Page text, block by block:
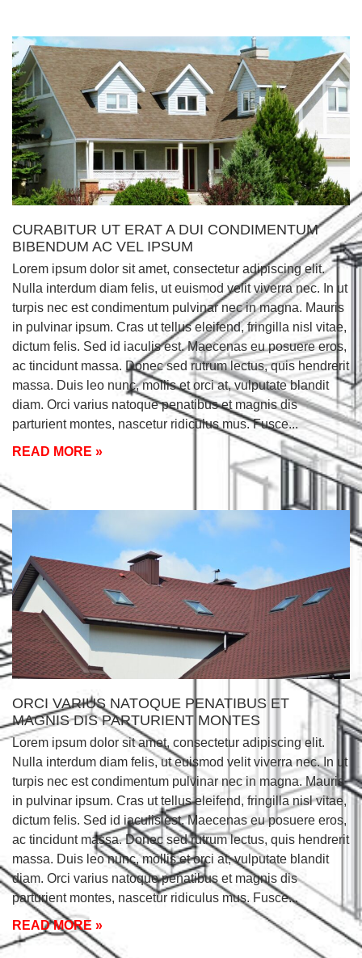
CURABITUR UT ERAT A DUI CONDIMENTUM
BIBENDUM AC VEL IPSUM
Lorem ipsum dolor sit amet, consectetur adipiscing elit.
Nulla interdum diam felis, ut euismod velit viverra nec. In ut
turpis nec est condimentum pulvinar nec in magna. Mauris
in pulvinar ipsum. Cras ut tellus eleifend, fringilla nisl vitae,
dictum felis. Sed id iaculis est. Maecenas eu posuere eros,
ac tincidunt massa. Donec sed rutrum lectus, quis hendrerit
massa. Duis leo nunc, mollis et orci at, vulputate blandit
diam. Orci varius natoque penatibus et magnis dis
parturient montes, nascetur ridiculus mus. Fusce
READ MORE »
ORCI VARIUS NATOQUE PENATIBUS ET
MAGNIS DIS PARTURIENT MONTES
Lorem ipsum dolor sit amet, consectetur adipiscing elit.
Nulla interdum diam felis, ut euismod velit viverra nec. In ut
turpis nec est condimentum pulvinar nec in magna. Mauris
in pulvinar ipsum. Cras ut tellus eleifend, fringilla nisl vitae,
dictum felis. Sed id iaculis est. Maecenas eu posuere eros,
ac tincidunt massa. Donec sed rutrum lectus, quis hendrerit
massa. Duis leo nunc, mollis et orci at, vulputate blandit
diam. Orci varius natoque penatibus et magnis dis
parturient montes, nascetur ridiculus mus. Fusce
READ MORE »